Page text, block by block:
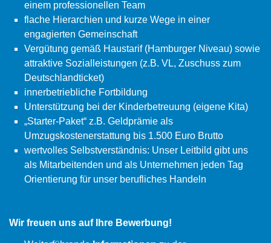
einem professionellen Team
flache Hierarchien und kurze Wege in einer
engagierten Gemeinschaft
Vergütung gemäß Haustarif (Hamburger Niveau) sowie
attraktive Sozialleistungen (z.B. VL, Zuschuss zum
Deutschlandticket)
innerbetriebliche Fortbildung
Unterstützung bei der Kinderbetreuung (eigene Kita)
„Starter-Paket“ z.B. Geldprämie als
Umzugskostenerstattung bis 1.500 Euro Brutto
wertvolles Selbstverständnis: Unser Leitbild gibt uns
als Mitarbeitenden und als Unternehmen jeden Tag
Orientierung für unser berufliches Handeln
Wir freuen uns auf Ihre Bewerbung!